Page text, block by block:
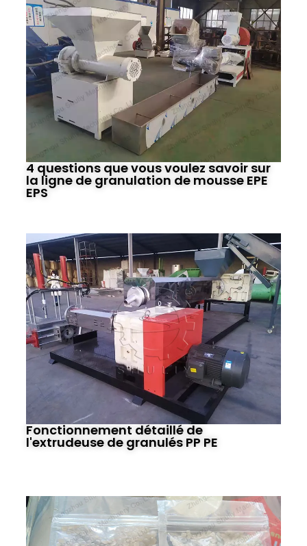
4 questions que vous voulez savoir sur
la ligne de granulation de mousse EPE
EPS
Fonctionnement détaillé de
l'extrudeuse de granulés PP PE